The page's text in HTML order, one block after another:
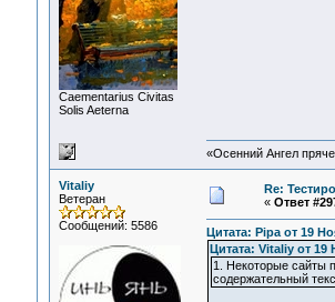
Сaementarius Civitas
Solis Aeterna
«Осенний Ангел
Vitaliy
Ветеран
Сообщений: 5586
Re:
« Ответ
Цитата: Pipa от 19
Цитата: Vitaliy от 19
1. Некоторые сайты
содержательный